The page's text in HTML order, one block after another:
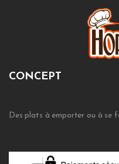
CONCEPT
Des plats à emporter ou à se